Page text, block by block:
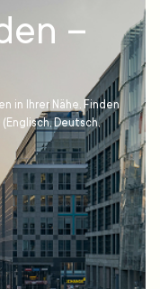
–
in Ihrer Nähe. Finden
Deutsch,